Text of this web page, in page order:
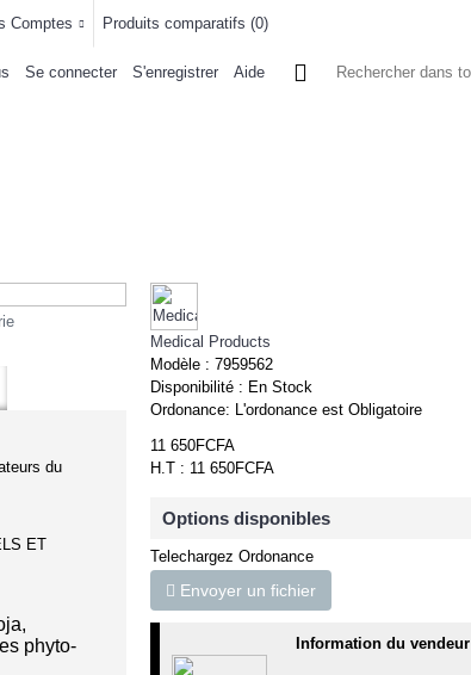
Comptes Produits comparatifs (0)
Se connecter S'enregistrer Aide
du
ET
phyto-
Medical Products
Modèle : 7959562
Disponibilité : En Stock
Ordonance: L'ordonance est Obligatoire
11 650FCFA
H.T : 11 650FCFA
Options disponibles
Telechargez Ordonance
Envoyer un fichier
Information du vendeur